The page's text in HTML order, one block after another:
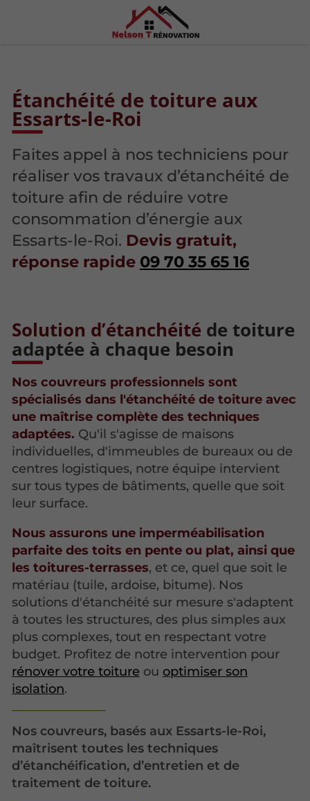
Étanchéité de toiture aux
Essarts-le-Roi
Faites appel à nos techniciens pour
réaliser vos travaux d’étanchéité de
toiture afin de réduire votre
consommation d’énergie aux
Essarts-le-Roi. Devis gratuit,
réponse rapide 09 70 35 65 16
Solution d’étanchéité de toiture
adaptée à chaque besoin
Nos couvreurs professionnels sont
spécialisés dans l'étanchéité de toiture avec
une maîtrise complète des techniques
adaptées. Qu'il s'agisse de maisons
individuelles, d'immeubles de bureaux ou de
centres logistiques, notre équipe intervient
sur tous types de bâtiments, quelle que soit
leur surface.
Nous assurons une imperméabilisation
parfaite des toits en pente ou plat, ainsi que
les toitures-terrasses, et ce, quel que soit le
matériau (tuile, ardoise, bitume). Nos
solutions d'étanchéité sur mesure s'adaptent
à toutes les structures, des plus simples aux
plus complexes, tout en respectant votre
budget. Profitez de notre intervention pour
rénover votre toiture ou optimiser son
isolation.
Nos couvreurs, basés aux Essarts-le-Roi,
maîtrisent toutes les techniques
d’étanchéification, d’entretien et de
traitement de toiture.